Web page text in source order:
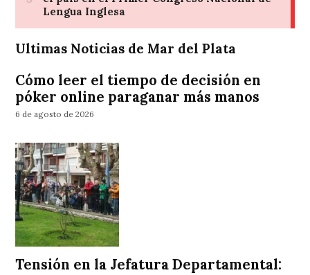
Ultimas Noticias de Mar del Plata
Cómo leer el tiempo de decisión en
póker online paraganar más manos
6 de agosto de 2026
Tensión en la Jefatura Departamental: